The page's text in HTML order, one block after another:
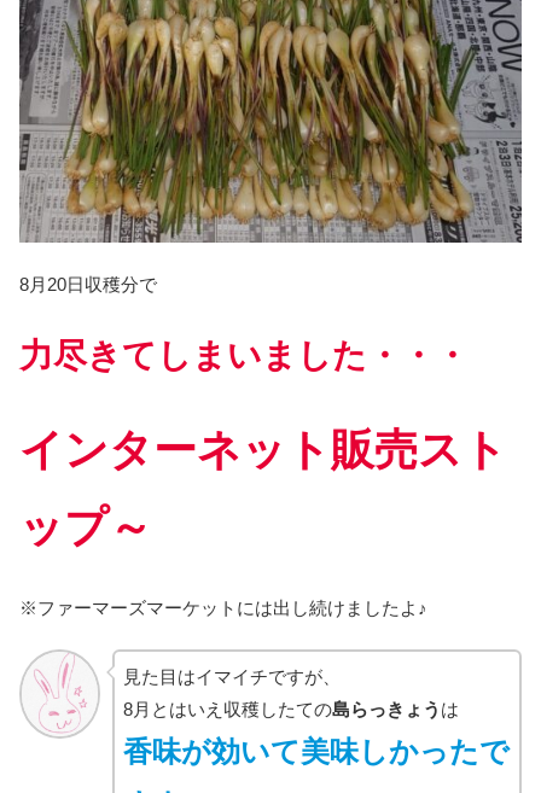
8月20日収穫分で
力尽きてしまいました・・・
インターネット販売スト
ップ～
※ファーマーズマーケットには出し続けましたよ♪
見た目はイマイチですが、
8月とはいえ収穫したての島らっきょう は
香味が効いて美味しかったで